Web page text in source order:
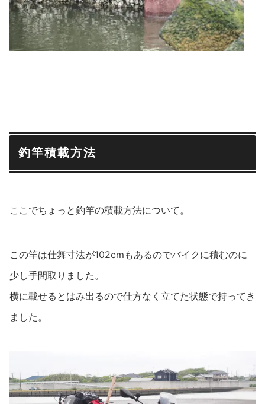
釣竿積載方法
ここでちょっと釣竿の積載方法について。
この竿は仕舞寸法が102cmもあるのでバイクに積むのに
少し手間取りました。
横に載せるとはみ出るので仕方なく立てた状態で持ってき
ました。